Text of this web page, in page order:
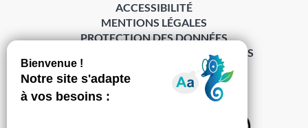
S’abonner à la Gazette ›
ACCESSIBILITÉ
MENTIONS LÉGALES
PROTECTION DES DONNÉES
POLITIQUE DE GESTION DES COOKIES